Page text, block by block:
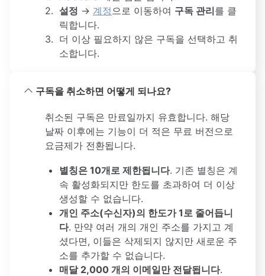
설정 → 계정으로 이동하여 구독 관리를 클
릭합니다.
더 이상 필요하지 않은 구독을 선택하고 취
소합니다.
구독을 취소하면 어떻게 되나요?
취소된 구독은 만료일까지 유효합니다. 해당
날짜 이후에는 기능이 더 적은 무료 버전으로
요금제가 전환됩니다.
별칭은 10개로 제한됩니다. 기존 별칭은 계
속 활성화되지만 한도를 초과하여 더 이상
생성할 수 없습니다.
개인 주소(수신자)의 한도가 1로 줄어듭니
다. 만약 여러 개의 개인 주소를 가지고 계
셨다면, 이들은 삭제되지 않지만 새로운 주
소를 추가할 수 없습니다.
매달 2,000 개의 이메일만 전달됩니다.